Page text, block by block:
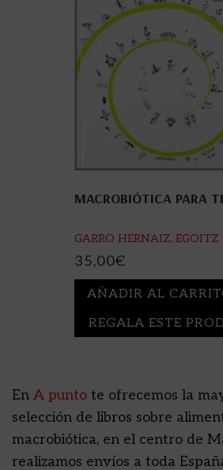
MACROBIÓTICA PARA TI
GARRO HERNAIZ, EGOITZ
35,00€
AÑADIR AL
REGALA ESTE
En A punto te ofrecemos la
selección de libros sobre
macrobiótica, en el centro de
realizamos envíos a toda